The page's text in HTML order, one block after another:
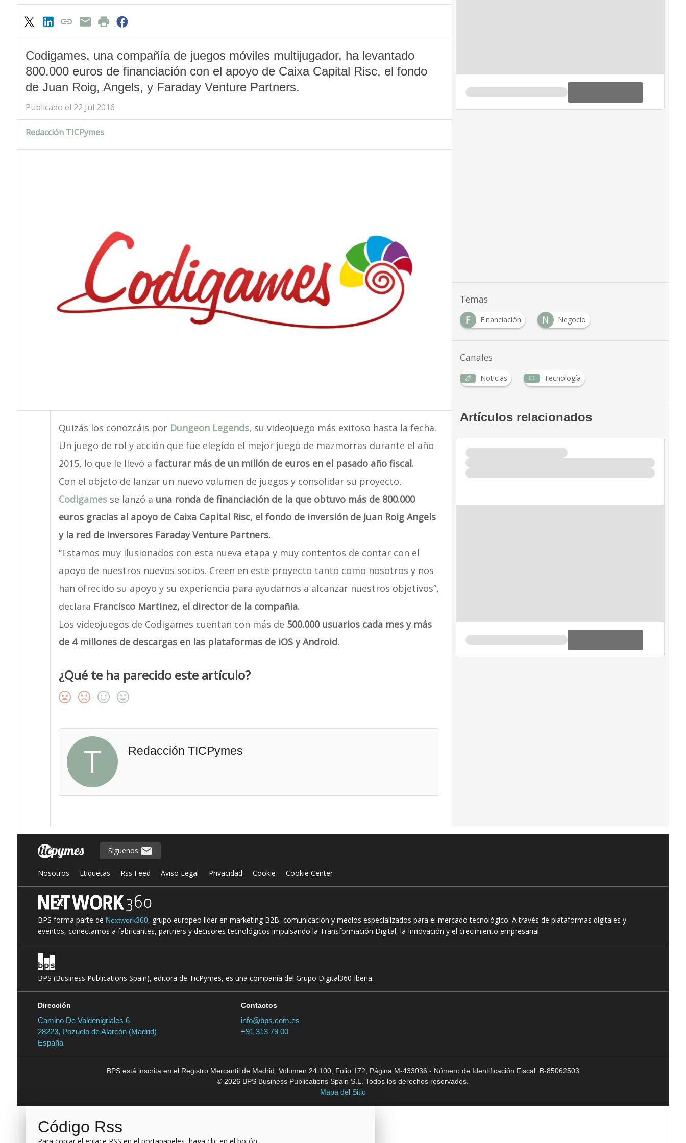
Codigames, una compañía de juegos móviles multijugador, ha levantado
800.000 euros de financiación con el apoyo de Caixa Capital Risc, el fondo
de Juan Roig, Angels, y Faraday Venture Partners.
Publicado el 22 Jul 2016
Redacción TICPymes
Quizás los conozcáis porDungeon Legends, su videojuego más exitoso hasta la fecha.
Un juego de rol y acción que fue elegido el mejor juego de mazmorras durante el año
2015, lo que le llevó a facturar más de un millón de euros en el pasado año fiscal.
Con el objeto de lanzar un nuevo volumen de juegos y consolidar su proyecto,
Codigamesse lanzó a una ronda de financiación de la que obtuvo más de 800.000
euros gracias al apoyo de Caixa Capital Risc, el fondo de inversión de Juan Roig Angels
y la red de inversores Faraday Venture Partners.
“Estamos muy ilusionados con esta nueva etapa y muy contentos de contar con el
apoyo de nuestros nuevos socios. Creen en este proyecto tanto como nosotros y nos
han ofrecido su apoyo y su experiencia para ayudarnos a alcanzar nuestros objetivos”,
declara Francisco Martinez, el director de la compañia.
Los videojuegos de Codigames cuentan con más de 500.000 usuarios cada mes y más
de 4 millones de descargas en las plataformas de iOS y Android.
¿Qué te ha parecido este artículo?
T Redacción TICPymes
Temas
F
Financiación N Negocio
Canales
Noticias Tecnología
Artículos relacionados
Síguenos
Nosotros Etiquetas Rss Feed Aviso Legal Privacidad Cookie Cookie Center
BPS forma parte de Nextwork360, grupo europeo líder en marketing B2B, comunicación y medios especializados para el mercado tecnológico. A través de plataformas digitales y
eventos, conectamos a fabricantes, partners y decisores tecnológicos impulsando la Transformación Digital, la Innovación y el crecimiento empresarial.
BPS (Business Publications Spain), editora de TicPymes, es una compañía del Grupo Digital360 Iberia.
Dirección
Camino De Valdenigriales 6
28223, Pozuelo de Alarcón (Madrid)
España
Contactos
info@bps.com.es
+91 313 79 00
BPS está inscrita en el Registro Mercantil de Madrid, Volumen 24.100, Folio 172, Página M-433036 - Número de Identificación Fiscal: B-85062503
© 2026 BPS Business Publications Spain S.L. Todos los derechos reservados.
Mapa del Sitio
Código Rss